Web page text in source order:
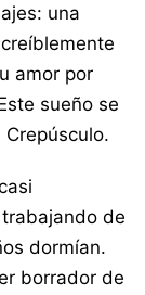
una
amor por
sueño se
de
dormían.
borrador de